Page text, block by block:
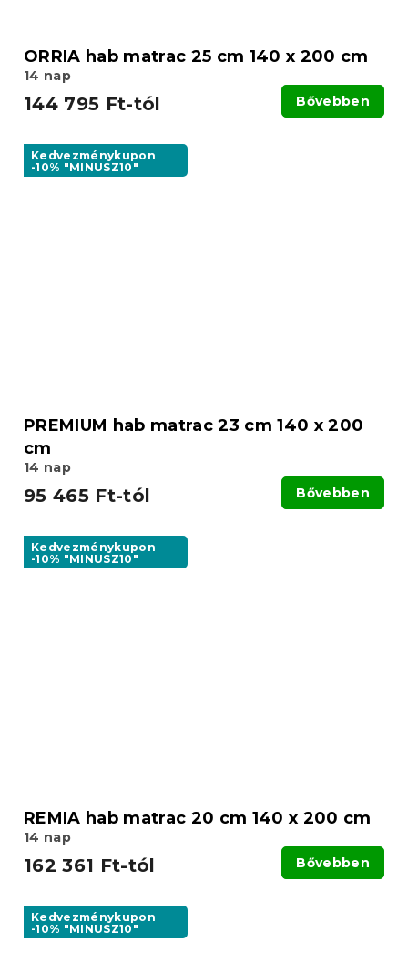
ORRIA hab matrac 25 cm 140 x 200 cm
14 nap
144 795 Ft-tól Bővebben
Kedvezménykupon
-10% "MINUSZ10"
PREMIUM hab matrac 23 cm 140 x 200
cm
14 nap
95 465 Ft-tól Bővebben
Kedvezménykupon
-10% "MINUSZ10"
REMIA hab matrac 20 cm 140 x 200 cm
14 nap
162 361 Ft-tól Bővebben
Kedvezménykupon
-10% "MINUSZ10"